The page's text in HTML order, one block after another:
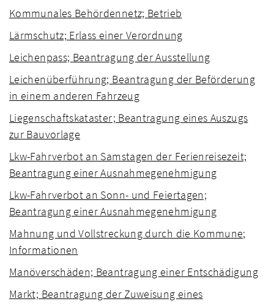
Kommunales Behördennetz; Betrieb
Lärmschutz; Erlass einer Verordnung
Leichenpass; Beantragung der Ausstellung
Leichenüberführung; Beantragung der Beförderung
in einem anderen Fahrzeug
Liegenschaftskataster; Beantragung eines Auszugs
zur Bauvorlage
Lkw-Fahrverbot an Samstagen der Ferienreisezeit;
Beantragung einer Ausnahmegenehmigung
Lkw-Fahrverbot an Sonn- und Feiertagen;
Beantragung einer Ausnahmegenehmigung
Mahnung und Vollstreckung durch die Kommune;
Informationen
Manöverschäden; Beantragung einer Entschädigung
Markt; Beantragung der Zuweisung eines